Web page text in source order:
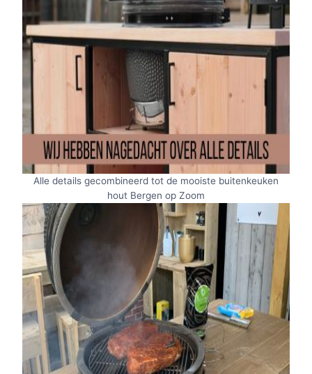
Alle details gecombineerd tot de mooiste buitenkeuken
hout Bergen op Zoom